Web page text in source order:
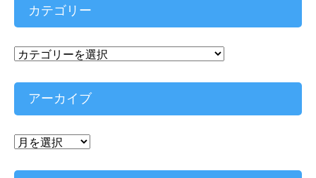
カテゴリー
カ
ゴ
ー
アーカイブ
ア
カ